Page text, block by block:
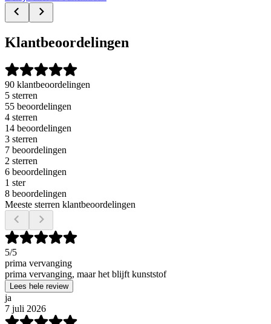
Klantbeoordelingen
90 klantbeoordelingen
5 sterren
55 beoordelingen
4 sterren
14 beoordelingen
3 sterren
7 beoordelingen
2 sterren
6 beoordelingen
1 ster
8 beoordelingen
Meeste sterren klantbeoordelingen
5/5
prima vervanging
prima vervanging, maar het blijft kunststof
Lees hele review
ja
7 juli 2026